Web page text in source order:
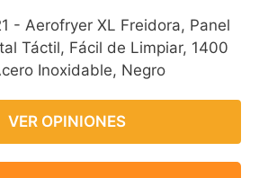
- Aerofryer XL Freidora, Panel
Táctil, Fácil de Limpiar, 1400
Inoxidable, Negro
VER OPINIONES